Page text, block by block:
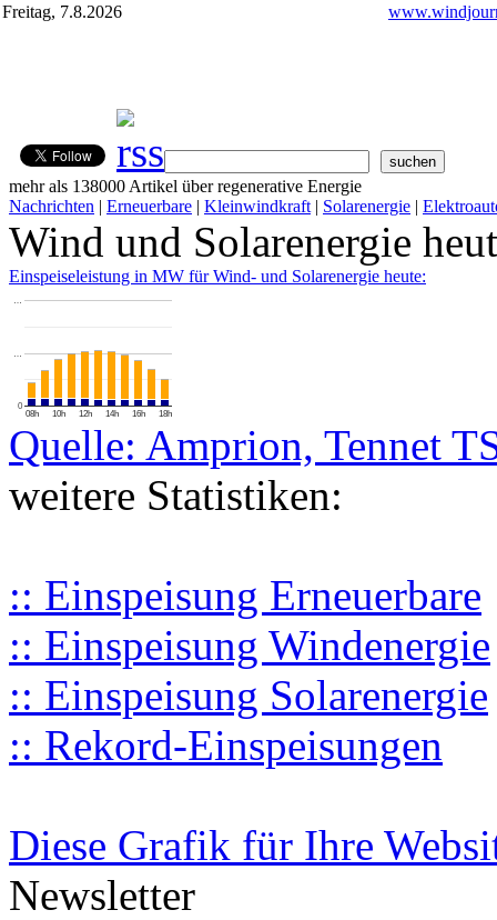
Freitag, 7.8.2026
mehr als 138000 Artikel über regenerative Energie
Nachrichten | Erneuerbare | Kleinwindkraft | Solarenergie |
Wind und Solarenergie
Einspeiseleistung in MW für Wind- und Solarenergie heute:
08h 10h 12h 14h 16h 18h
0
…
…
Quelle: Amprion, Tennet
weitere Statistiken:
:: Einspeisung Erneuerbare
:: Einspeisung Windenergie
:: Einspeisung Solarenergie
:: Rekord-Einspeisungen
Diese Grafik für Ihre
Newsletter